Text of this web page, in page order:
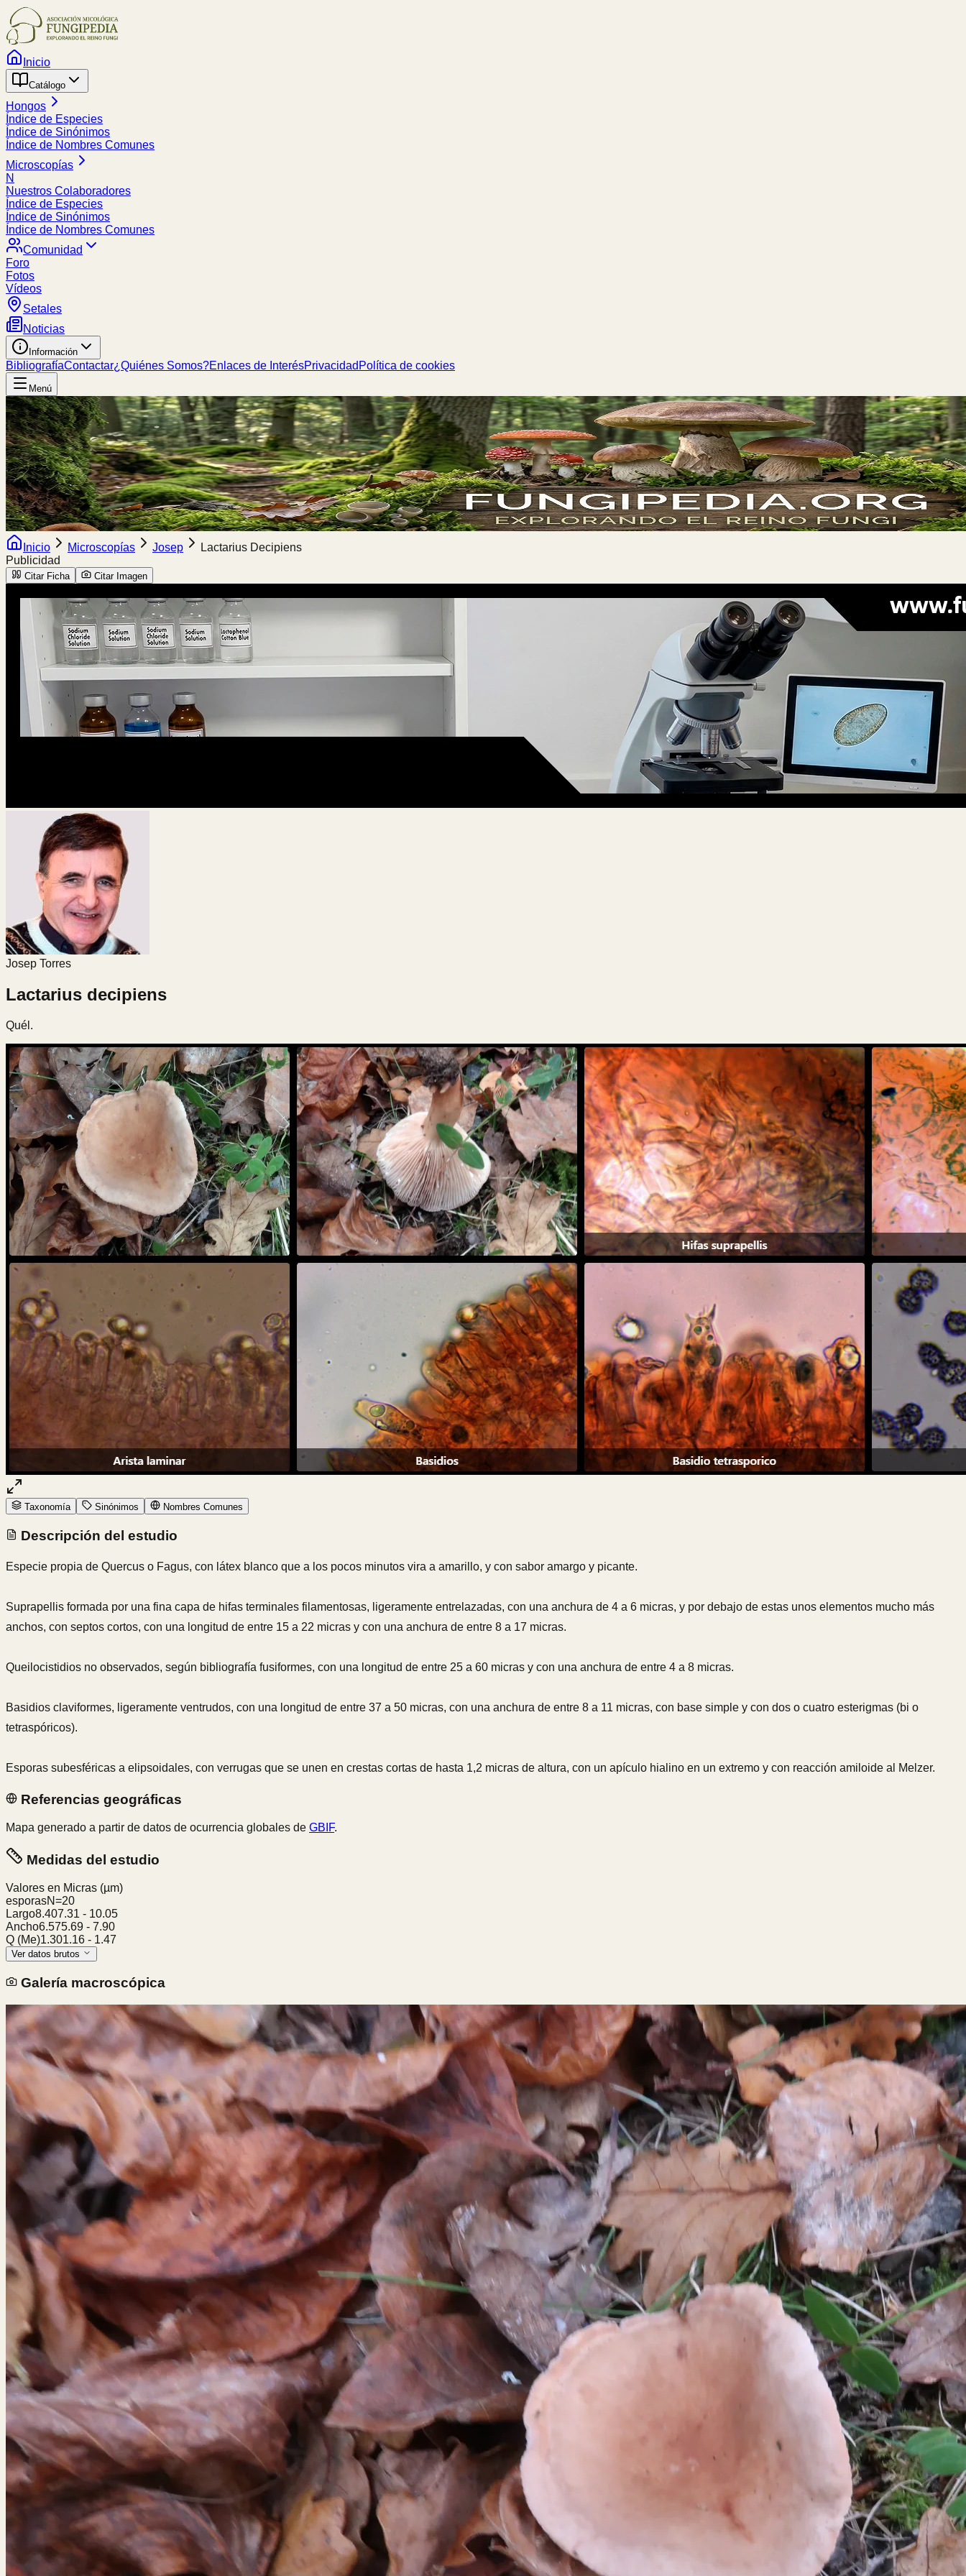
Inicio
Catálogo
Hongos
Índice de Especies
Índice de Sinónimos
Índice de Nombres Comunes
Microscopías
N
Nuestros Colaboradores
Índice de Especies
Índice de Sinónimos
Índice de Nombres Comunes
Comunidad
Foro
Fotos
Vídeos
Setales
Noticias
Información
BibliografíaContactar¿Quiénes Somos?Enlaces de InterésPrivacidad Política de cookies
Menú
Inicio Microscopías Josep
Lactarius Decipiens
Publicidad
Citar Ficha Citar Imagen
Josep Torres
Lactarius decipiens
Quél.
Taxonomía Sinónimos Nombres Comunes
Descripción del estudio
Especie propia de Quercus o Fagus, con látex blanco que a los pocos minutos vira a amarillo, y con sabor amargo y picante.
Suprapellis formada por una fina capa de hifas terminales filamentosas, ligeramente entrelazadas, con una anchura de 4 a 6 micras, y por debajo de estas unos elementos mucho más
anchos, con septos cortos, con una longitud de entre 15 a 22 micras y con una anchura de entre 8 a 17 micras.
Queilocistidios no observados, según bibliografía fusiformes, con una longitud de entre 25 a 60 micras y con una anchura de entre 4 a 8 micras.
Basidios claviformes, ligeramente ventrudos, con una longitud de entre 37 a 50 micras, con una anchura de entre 8 a 11 micras, con base simple y con dos o cuatro esterigmas (bi o
tetraspóricos).
Esporas subesféricas a elipsoidales, con verrugas que se unen en crestas cortas de hasta 1,2 micras de altura, con un apículo hialino en un extremo y con reacción amiloide al Melzer.
Referencias geográficas
Mapa generado a partir de datos de ocurrencia globales de GBIF.
Medidas del estudio
Valores en Micras (µm)
esporasN=20
Largo8.407.31 - 10.05
Ancho6.575.69 - 7.90
Q (Me)1.301.16 - 1.47
Ver datos brutos
Galería macroscópica